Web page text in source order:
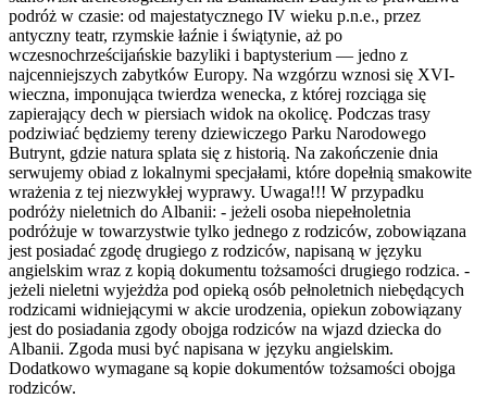
podróż w czasie: od majestatycznego IV wieku p.n.e., przez
antyczny teatr, rzymskie łaźnie i świątynie, aż po
wczesnochrześcijańskie bazyliki i baptysterium — jedno z
najcenniejszych zabytków Europy. Na wzgórzu wznosi się XVI-
wieczna, imponująca twierdza wenecka, z której rozciąga się
zapierający dech w piersiach widok na okolicę. Podczas trasy
podziwiać będziemy tereny dziewiczego Parku Narodowego
Butrynt, gdzie natura splata się z historią. Na zakończenie dnia
serwujemy obiad z lokalnymi specjałami, które dopełnią smakowite
wrażenia z tej niezwykłej wyprawy. Uwaga!!! W przypadku
podróży nieletnich do Albanii: - jeżeli osoba niepełnoletnia
podróżuje w towarzystwie tylko jednego z rodziców, zobowiązana
jest posiadać zgodę drugiego z rodziców, napisaną w języku
angielskim wraz z kopią dokumentu tożsamości drugiego rodzica. -
jeżeli nieletni wyjeżdża pod opieką osób pełnoletnich niebędących
rodzicami widniejącymi w akcie urodzenia, opiekun zobowiązany
jest do posiadania zgody obojga rodziców na wjazd dziecka do
Albanii. Zgoda musi być napisana w języku angielskim.
Dodatkowo wymagane są kopie dokumentów tożsamości obojga
rodziców.